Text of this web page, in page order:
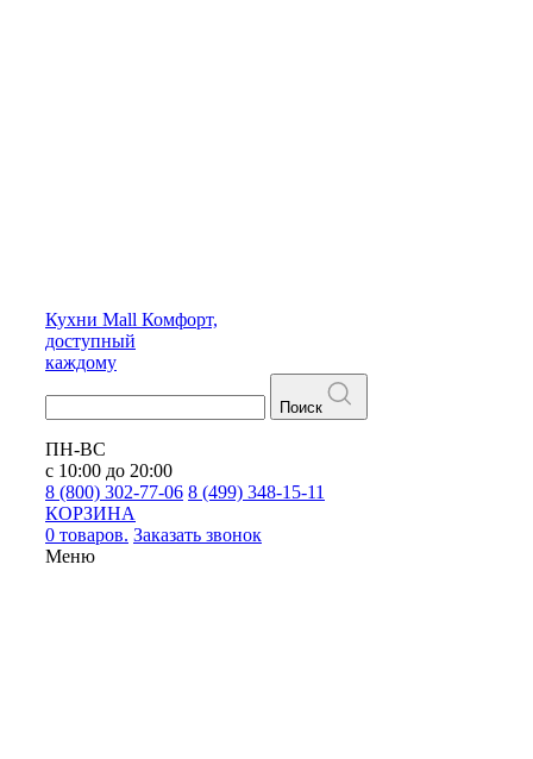
Кухни Mall Комфорт,
доступный
каждому
Поиск
ПН-ВС
с 10:00 до 20:00
8 (800) 302-77-06 8 (499) 348-15-11
КОРЗИНА
0 товаров. Заказать звонок
Меню